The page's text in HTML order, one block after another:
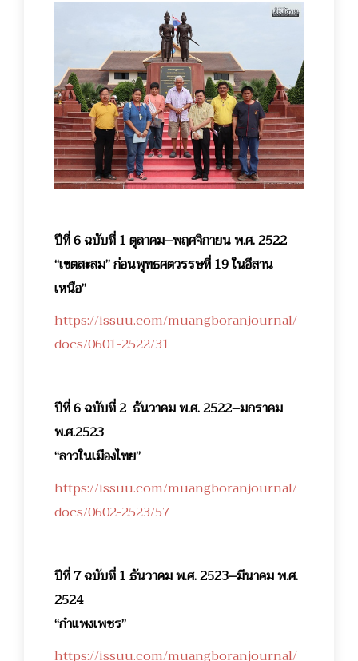
ปีที่ 6 ฉบับที่ 1 ตุลาคม–พฤศจิกายน พ.ศ. 2522
“เขตสะสม” ก่อนพุทธศตวรรษที่ 19 ในอีสาน
เหนือ”
https://issuu.com/muangboranjournal/
docs/0601-2522/31
ปีที่ 6 ฉบับที่ 2 ธันวาคม พ.ศ. 2522–มกราคม
พ.ศ.2523
“ลาวในเมืองไทย”
https://issuu.com/muangboranjournal/
docs/0602-2523/57
ปีที่ 7 ฉบับที่ 1 ธันวาคม พ.ศ. 2523–มีนาคม พ.ศ.
2524
“กำแพงเพชร”
https://issuu.com/muangboranjournal/